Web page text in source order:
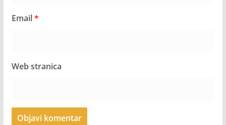
Email*
Web stranica